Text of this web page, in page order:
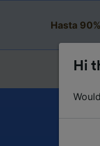
Hasta
Hi